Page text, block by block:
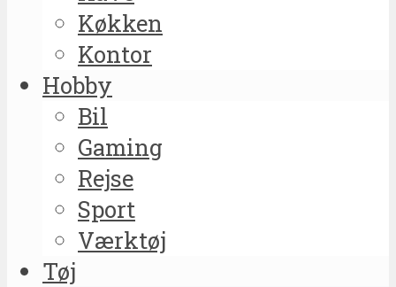
Køkken
Kontor
Hobby
Bil
Gaming
Rejse
Sport
Værktøj
Tøj